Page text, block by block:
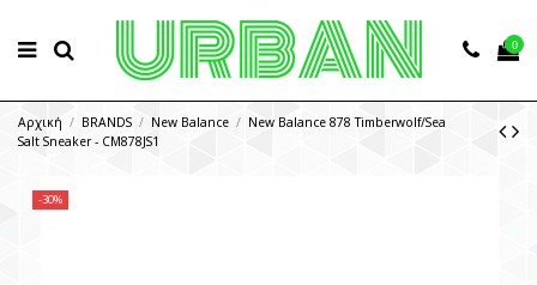
0
Αρχική BRANDS New Balance
New Balance 878 Timberwolf/Sea
Salt Sneaker - CM878JS1
-30%